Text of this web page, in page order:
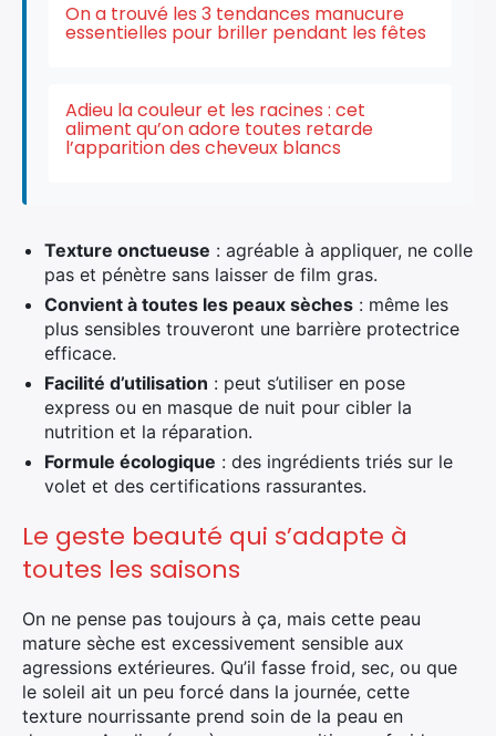
On a trouvé les 3 tendances manucure
essentielles pour briller pendant les fêtes
Adieu la couleur et les racines : cet
aliment qu’on adore toutes retarde
l’apparition des cheveux blancs
Texture onctueuse : agréable à appliquer, ne colle
pas et pénètre sans laisser de film gras.
Convient à toutes les peaux sèches : même les
plus sensibles trouveront une barrière protectrice
efficace.
Facilité d’utilisation : peut s’utiliser en pose
express ou en masque de nuit pour cibler la
nutrition et la réparation.
Formule écologique : des ingrédients triés sur le
volet et des certifications rassurantes.
Le geste beauté qui s’adapte à
toutes les saisons
On ne pense pas toujours à ça, mais cette peau
mature sèche est excessivement sensible aux
agressions extérieures. Qu’il fasse froid, sec, ou que
le soleil ait un peu forcé dans la journée, cette
texture nourrissante prend soin de la peau en